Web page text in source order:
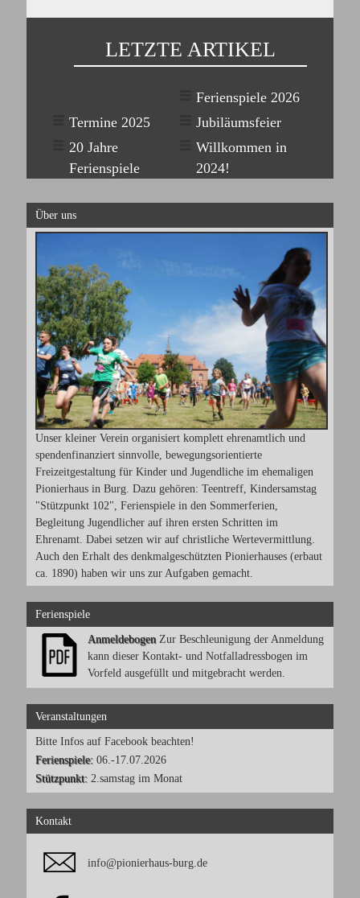
LETZTE ARTIKEL
Ferienspiele 2026
Termine 2025
Jubiläumsfeier
20 Jahre
Ferienspiele
Willkommen in
2024!
Über uns
Unser kleiner Verein organisiert komplett ehrenamtlich und
spendenfinanziert sinnvolle, bewegungsorientierte
Freizeitgestaltung für Kinder und Jugendliche im ehemaligen
Pionierhaus in Burg. Dazu gehören: Teentreff, Kindersamstag
"Stützpunkt 102", Ferienspiele in den Sommerferien,
Begleitung Jugendlicher auf ihren ersten Schritten im
Ehrenamt. Dabei setzen wir auf christliche Wertevermittlung.
Auch den Erhalt des denkmalgeschützten Pionierhauses (erbaut
ca. 1890) haben wir uns zur Aufgaben gemacht.
Ferienspiele
AnmeldebogenZur Beschleunigung der Anmeldung
kann dieser Kontakt- und Notfalladressbogen im
Vorfeld ausgefüllt und mitgebracht werden.
Veranstaltungen
Bitte Infos auf Facebook beachten!
Ferienspiele:06.-17.07.2026
Stützpunkt:2.samstag im Monat
Kontakt
info@pionierhaus-burg.de